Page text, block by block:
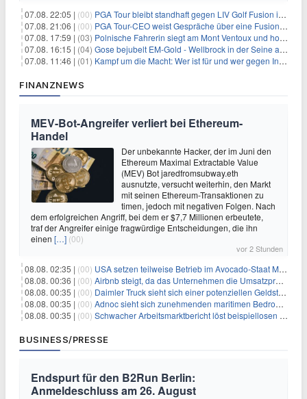
07.08. 22:05 | (00) PGA Tour bleibt standhaft gegen LIV Golf Fusion in einem sich wandelnden Sportumfeld
07.08. 21:06 | (00) PGA Tour-CEO weist Gespräche über eine Fusion mit LIV Golf zurück und bekräftigt die Wettbewerbslandschaft
07.08. 17:59 | (03) Polnische Fahrerin siegt am Mont Ventoux und holt Tour-Gelb
07.08. 16:15 | (04) Gose bejubelt EM-Gold - Wellbrock in der Seine ausgebremst
07.08. 11:46 | (01) Kampf um die Macht: Wer ist für und wer gegen Infantino?
FINANZNEWS
MEV-Bot-Angreifer verliert bei Ethereum-
Handel
Der unbekannte Hacker, der im Juni den
Ethereum Maximal Extractable Value
(MEV) Bot jaredfromsubway.eth
ausnutzte, versucht weiterhin, den Markt
mit seinen Ethereum-Transaktionen zu
timen, jedoch mit negativen Folgen. Nach
dem erfolgreichen Angriff, bei dem er $7,7 Millionen erbeutete,
traf der Angreifer einige fragwürdige Entscheidungen, die ihn
einen […] (00)
vor 2 Stunden
08.08. 02:35 | (00) USA setzen teilweise Betrieb im Avocado-Staat Michoacán in Mexiko wieder in Gang
08.08. 00:36 | (00) Airbnb steigt, da das Unternehmen die Umsatzprognose anhebt und starkes Wachstum signalisiert
08.08. 00:35 | (00) Daimler Truck sieht sich einer potenziellen Geldstrafe von 1 Milliarde Euro aufgrund von EU-Emissionsvorschriften gegenüber
08.08. 00:35 | (00) Adnoc sieht sich zunehmenden maritimen Bedrohungen angesichts regionaler Spannungen gegenüber
08.08. 00:35 | (00) Schwacher Arbeitsmarktbericht löst beispiellosen Börsenanstieg aus
BUSINESS/PRESSE
Endspurt für den B2Run Berlin:
Anmeldeschluss am 26. August